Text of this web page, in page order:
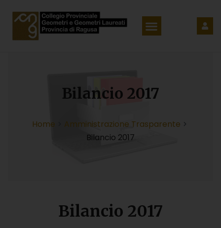
Bilancio 2017
Home
Amministrazione Trasparente
Bilancio 2017
Bilancio 2017